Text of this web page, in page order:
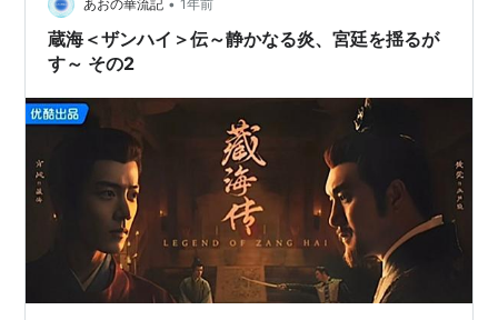
あおの華流記 • 1年前
蔵海＜ザンハイ＞伝～静かなる炎、宮廷を揺るが
す～ その2